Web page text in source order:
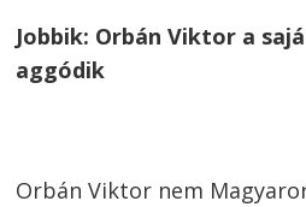
Jobbik: Orbán Viktor a
aggódik
Orbán Viktor nem